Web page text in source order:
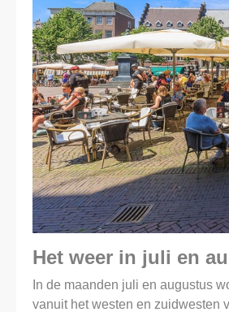
Het weer in juli en
In de maanden juli en augustus
vanuit het westen en zuidwesten